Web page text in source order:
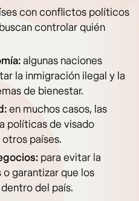
con conflictos políticos
controlar quién
algunas naciones
la inmigración ilegal y la
de bienestar.
en muchos casos, las
políticas de visado
países.
para evitar la
garantizar que los
del país.